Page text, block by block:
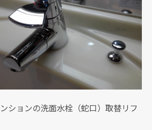
ションの洗面水栓（蛇口）取替リフ